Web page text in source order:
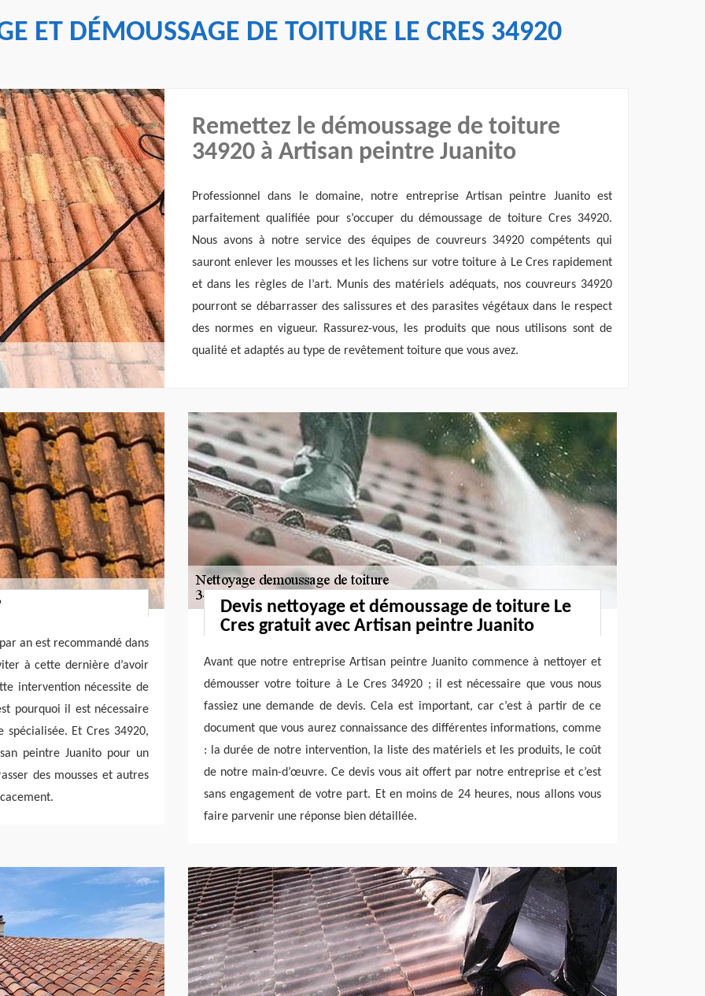
ET DÉMOUSSAGE DE TOITURE LE CRES 34920
Remettez le démoussage de toiture
34920 à Artisan peintre Juanito
Professionnel dans le domaine, notre entreprise Artisan peintre Juanito est
parfaitement qualifiée pour s’occuper du démoussage de toiture Cres 34920.
Nous avons à notre service des équipes de couvreurs 34920 compétents qui
sauront enlever les mousses et les lichens sur votre toiture à Le Cres rapidement
et dans les règles de l’art. Munis des matériels adéquats, nos couvreurs 34920
pourront se débarrasser des salissures et des parasites végétaux dans le respect
des normes en vigueur. Rassurez-vous, les produits que nous utilisons sont de
qualité et adaptés au type de revêtement toiture que vous avez.
an est recommandé dans
à cette dernière d’avoir
intervention nécessite de
pourquoi il est nécessaire
Et Cres 34920,
peintre Juanito pour un
des mousses et autres
Devis nettoyage et démoussage de toiture Le
Cres gratuit avec Artisan peintre Juanito
Avant que notre entreprise Artisan peintre Juanito commence à nettoyer et
démousser votre toiture à Le Cres 34920 ; il est nécessaire que vous nous
fassiez une demande de devis. Cela est important, car c’est à partir de ce
document que vous aurez connaissance des différentes informations, comme
: la durée de notre intervention, la liste des matériels et les produits, le coût
de notre main-d’œuvre. Ce devis vous ait offert par notre entreprise et c’est
sans engagement de votre part. Et en moins de 24 heures, nous allons vous
faire parvenir une réponse bien détaillée.